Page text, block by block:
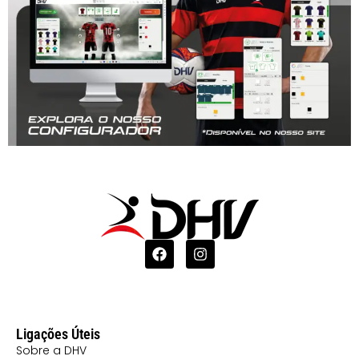
Ligações Úteis
Sobre a DHV